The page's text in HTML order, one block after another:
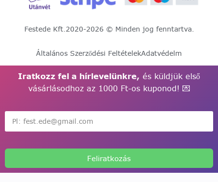
Festede Kft.2020-2026 © Minden jog fenntartva.
Általános Szerződési FeltételekAdatvédelm
Iratkozz fel a hírlevelünkre, és küldjük első
vásárlásodhoz az 1000 Ft-os kuponod! 💌
Feliratkozás